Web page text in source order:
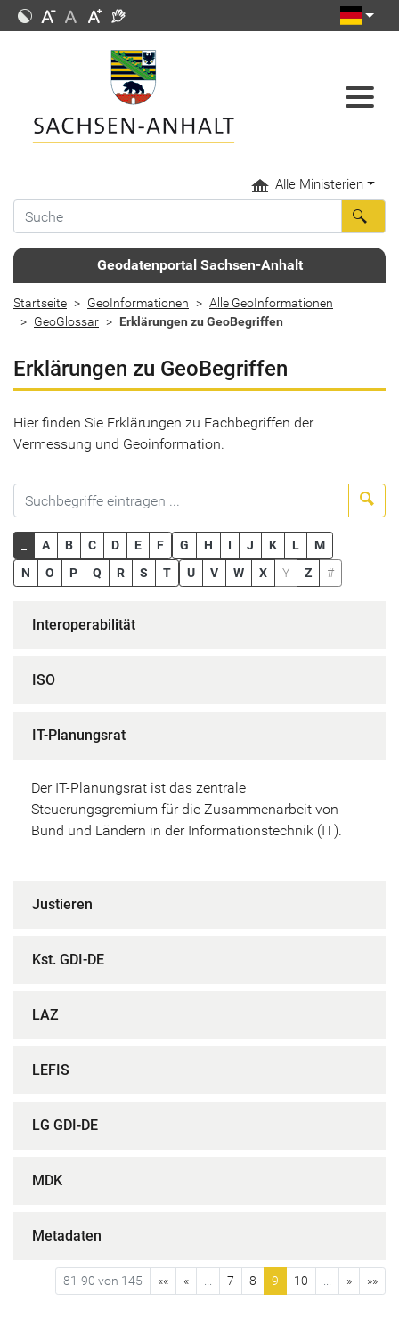
Alle Ministerien
Geodatenportal Sachsen-Anhalt
Startseite GeoInformationen
Alle GeoInformationen
GeoGlossar
Erklärungen zu GeoBegriffen
Erklärungen zu GeoBegriffen
Hier finden Sie Erklärungen zu Fachbegriffen der
Vermessung und Geoinformation.
A B C D E F G H I J K L
M
N
O P Q R S T U V W X Y Z #
Interoperabilität
ISO
IT-Planungsrat
Der IT-Planungsrat ist das zentrale
Steuerungsgremium für die Zusammenarbeit von
Bund und Ländern in der Informationstechnik (IT).
Justieren
Kst. GDI-DE
LAZ
LEFIS
LG GDI-DE
MDK
Metadaten
81-90 von 145 «« « 7 8 9 10 » »»